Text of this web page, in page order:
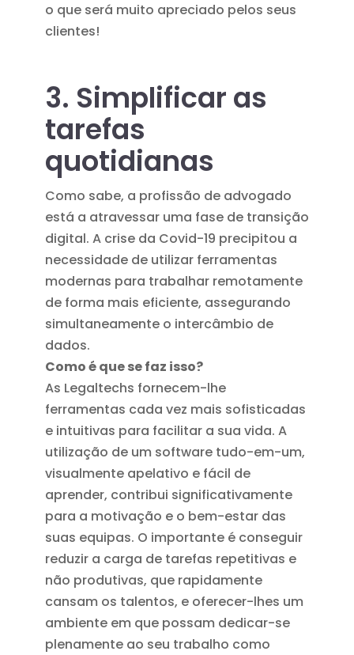
o que será muito apreciado pelos seus
clientes!
3. Simplificar as
tarefas
quotidianas
Como sabe, a profissão de advogado
está a atravessar uma fase de transição
digital. A crise da Covid-19 precipitou a
necessidade de utilizar ferramentas
modernas para trabalhar remotamente
de forma mais eficiente, assegurando
simultaneamente o intercâmbio de
dados.
Como é que se faz isso?
As Legaltechs fornecem-lhe
ferramentas cada vez mais sofisticadas
e intuitivas para facilitar a sua vida. A
utilização de um software tudo-em-um,
visualmente apelativo e fácil de
aprender, contribui significativamente
para a motivação e o bem-estar das
suas equipas. O importante é conseguir
reduzir a carga de tarefas repetitivas e
não produtivas, que rapidamente
cansam os talentos, e oferecer-lhes um
ambiente em que possam dedicar-se
plenamente ao seu trabalho como